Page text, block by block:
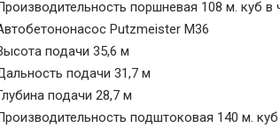
поршневая 108 м. куб в
Putzmeister M36
подачи 35,6 м
подачи 31,7 м
подачи 28,7 м
подштоковая 140 м.